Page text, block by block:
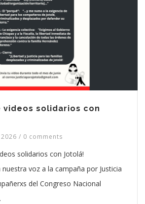
videos solidarios con
/ 0 comments
solidarios con Jotolá!
voz a la campaña por Justicia
del Congreso Nacional